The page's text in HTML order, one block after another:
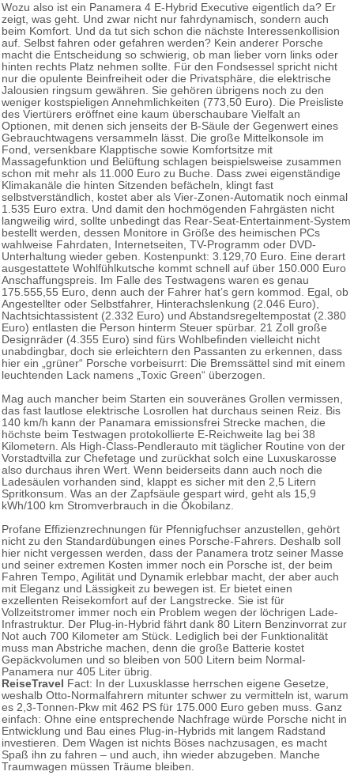
Wozu also ist ein Panamera 4 E-Hybrid Executive eigentlich da? Er
zeigt, was geht. Und zwar nicht nur fahrdynamisch, sondern auch
beim Komfort. Und da tut sich schon die nächste Interessenkollision
auf. Selbst fahren oder gefahren werden? Kein anderer Porsche
macht die Entscheidung so schwierig, ob man lieber vorn links oder
hinten rechts Platz nehmen sollte. Für den Fondsessel spricht nicht
nur die opulente Beinfreiheit oder die Privatsphäre, die elektrische
Jalousien ringsum gewähren. Sie gehören übrigens noch zu den
weniger kostspieligen Annehmlichkeiten (773,50 Euro). Die Preisliste
des Viertürers eröffnet eine kaum überschaubare Vielfalt an
Optionen, mit denen sich jenseits der B-Säule der Gegenwert eines
Gebrauchtwagens versammeln lässt. Die große Mittelkonsole im
Fond, versenkbare Klapptische sowie Komfortsitze mit
Massagefunktion und Belüftung schlagen beispielsweise zusammen
schon mit mehr als 11.000 Euro zu Buche. Dass zwei eigenständige
Klimakanäle die hinten Sitzenden befächeln, klingt fast
selbstverständlich, kostet aber als Vier-Zonen-Automatik noch einmal
1.535 Euro extra. Und damit den hochmögenden Fahrgästen nicht
langweilig wird, sollte unbedingt das Rear-Seat-Entertainment-System
bestellt werden, dessen Monitore in Größe des heimischen PCs
wahlweise Fahrdaten, Internetseiten, TV-Programm oder DVD-
Unterhaltung wieder geben. Kostenpunkt: 3.129,70 Euro. Eine derart
ausgestattete Wohlfühlkutsche kommt schnell auf über 150.000 Euro
Anschaffungspreis. Im Falle des Testwagens waren es genau
175.555,55 Euro, denn auch der Fahrer hat’s gern kommod. Egal, ob
Angestellter oder Selbstfahrer, Hinterachslenkung (2.046 Euro),
Nachtsichtassistent (2.332 Euro) und Abstandsregeltempostat (2.380
Euro) entlasten die Person hinterm Steuer spürbar. 21 Zoll große
Designräder (4.355 Euro) sind fürs Wohlbefinden vielleicht nicht
unabdingbar, doch sie erleichtern den Passanten zu erkennen, dass
hier ein „grüner“ Porsche vorbeisurrt: Die Bremssättel sind mit einem
leuchtenden Lack namens „Toxic Green“ überzogen.
Mag auch mancher beim Starten ein souveränes Grollen vermissen,
das fast lautlose elektrische Losrollen hat durchaus seinen Reiz. Bis
140 km/h kann der Panamara emissionsfrei Strecke machen, die
höchste beim Testwagen protokollierte E-Reichweite lag bei 38
Kilometern. Als High-Class-Pendlerauto mit täglicher Routine von der
Vorstadtvilla zur Chefetage und zurückhat solch eine Luxuskarosse
also durchaus ihren Wert. Wenn beiderseits dann auch noch die
Ladesäulen vorhanden sind, klappt es sicher mit den 2,5 Litern
Spritkonsum. Was an der Zapfsäule gespart wird, geht als 15,9
kWh/100 km Stromverbrauch in die Ökobilanz.
Profane Effizienzrechnungen für Pfennigfuchser anzustellen, gehört
nicht zu den Standardübungen eines Porsche-Fahrers. Deshalb soll
hier nicht vergessen werden, dass der Panamera trotz seiner Masse
und seiner extremen Kosten immer noch ein Porsche ist, der beim
Fahren Tempo, Agilität und Dynamik erlebbar macht, der aber auch
mit Eleganz und Lässigkeit zu bewegen ist. Er bietet einen
exzellenten Reisekomfort auf der Langstrecke. Sie ist für
Vollzeitstromer immer noch ein Problem wegen der löchrigen Lade-
Infrastruktur. Der Plug-in-Hybrid fährt dank 80 Litern Benzinvorrat zur
Not auch 700 Kilometer am Stück. Lediglich bei der Funktionalität
muss man Abstriche machen, denn die große Batterie kostet
Gepäckvolumen und so bleiben von 500 Litern beim Normal-
Panamera nur 405 Liter übrig.
ReiseTravel Fact: In der Luxusklasse herrschen eigene Gesetze,
weshalb Otto-Normalfahrern mitunter schwer zu vermitteln ist, warum
es 2,3-Tonnen-Pkw mit 462 PS für 175.000 Euro geben muss. Ganz
einfach: Ohne eine entsprechende Nachfrage würde Porsche nicht in
Entwicklung und Bau eines Plug-in-Hybrids mit langem Radstand
investieren. Dem Wagen ist nichts Böses nachzusagen, es macht
Spaß ihn zu fahren – und auch, ihn wieder abzugeben. Manche
Traumwagen müssen Träume bleiben.